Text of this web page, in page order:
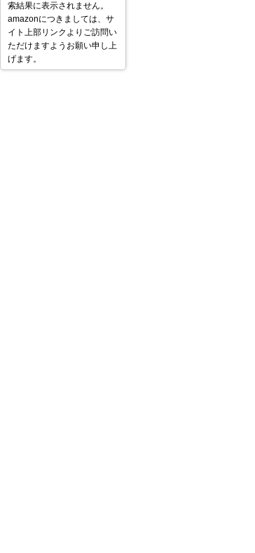
索結果に表示されません。
amazonにつきましては、サ
イト上部リンクよりご訪問い
ただけますようお願い申し上
げます。